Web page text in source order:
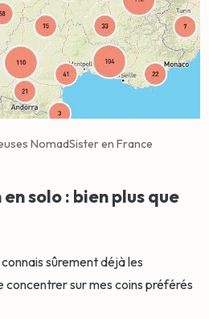
NomadSister en France
solo : bien plus que
sûrement déjà les
concentrer sur mes coins préférés